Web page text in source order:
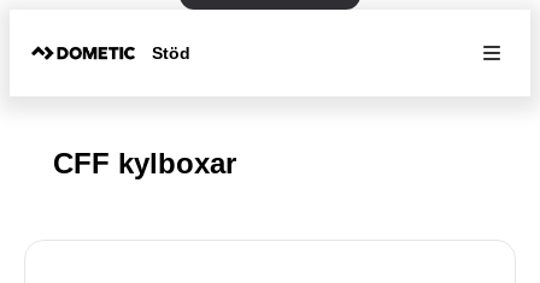
Stöd
CFF kylboxar